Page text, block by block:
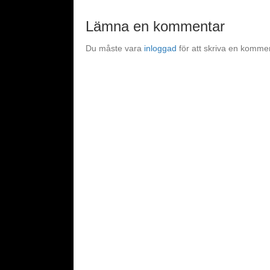
Lämna en kommentar
Du måste vara inloggad för att skriva en